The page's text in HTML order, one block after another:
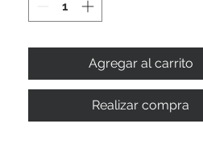
Agregar al carrito
Realizar compra